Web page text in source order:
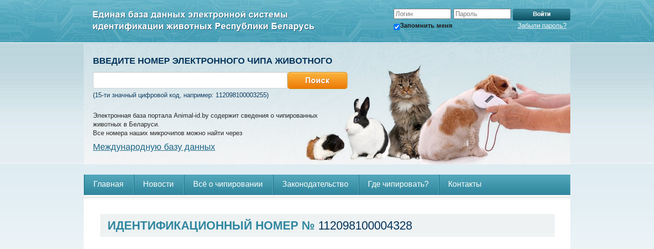
Запомнить меня Забыли пароль?
ВВЕДИТЕ НОМЕР ЭЛЕКТРОННОГО ЧИПА ЖИВОТНОГО
(15-ти значный цифровой код, например: 112098100003255)
Электронная база портала Animal-id.by содержит сведения о чипированных
животных в Беларуси.
Все номера наших микрочипов можно найти через
Международную базу данных
Главная Новости Всё о чипировании Законодательство Где чипировать? Контакты
ИДЕНТИФИКАЦИОННЫЙ НОМЕР № 112098100004328